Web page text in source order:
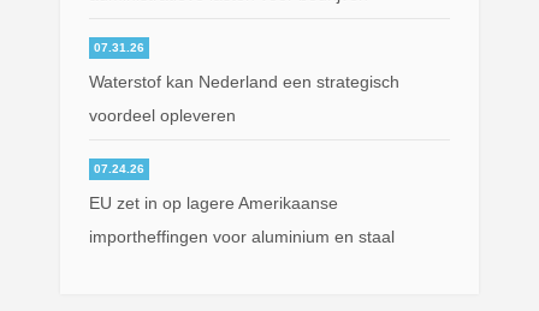
07.31.26
Waterstof kan Nederland een strategisch
voordeel opleveren
07.24.26
EU zet in op lagere Amerikaanse
importheffingen voor aluminium en staal